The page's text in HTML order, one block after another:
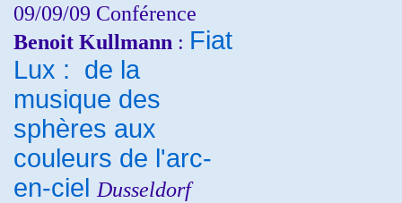
09/09/09 Conférence
Benoit Kullmann : Fiat
Lux : de la
musique des
sphères aux
couleurs de l'arc-
en-ciel Dusseldorf